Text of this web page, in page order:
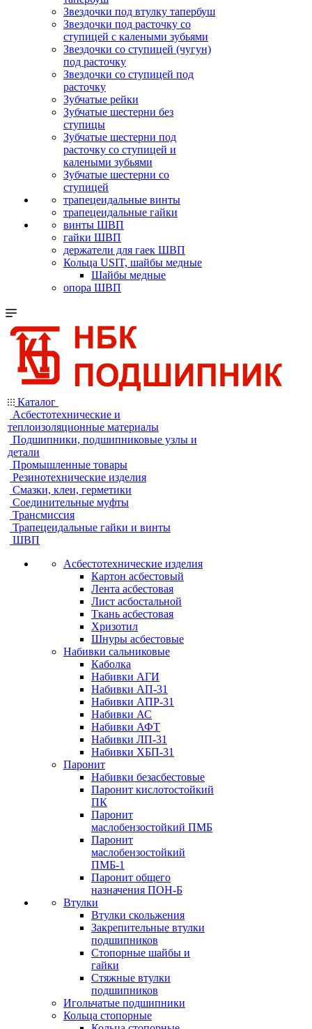
Звездочки под втулку тапербуш
Звездочки под расточку со
ступицей с калеными зубьями
Звездочки со ступицей (чугун)
под расточку
Звездочки со ступицей под
расточку
Зубчатые рейки
Зубчатые шестерни без
ступицы
Зубчатые шестерни под
расточку со ступицей и
калеными зубьями
Зубчатые шестерни со
ступицей
трапецеидальные винты
трапецеидальные гайки
винты ШВП
гайки ШВП
держатели для гаек ШВП
Кольца USIT, шайбы медные
Шайбы медные
опора ШВП
Каталог
Асбестотехнические и
теплоизоляционные материалы
Подшипники, подшипниковые узлы и
детали
Промышленные товары
Резинотехнические изделия
Смазки, клеи, герметики
Соединительные муфты
Трансмиссия
Трапецеидальные гайки и винты
ШВП
Асбестотехнические изделия
Картон асбестовый
Лента асбестовая
Лист асбостальной
Ткань асбестовая
Хризотил
Шнуры асбестовые
Набивки сальниковые
Каболка
Набивки АГИ
Набивки АП-31
Набивки АПР-31
Набивки АС
Набивки АФТ
Набивки ЛП-31
Набивки ХБП-31
Паронит
Набивки безасбестовые
Паронит кислотостойкий
ПК
Паронит
маслобензостойкий ПМБ
Паронит
маслобензостойкий
ПМБ-1
Паронит общего
назначения ПОН-Б
Втулки
Втулки скольжения
Закрепительные втулки
подшипников
Стопорные шайбы и
гайки
Стяжные втулки
подшипников
Игольчатые подшипники
Кольца стопорные